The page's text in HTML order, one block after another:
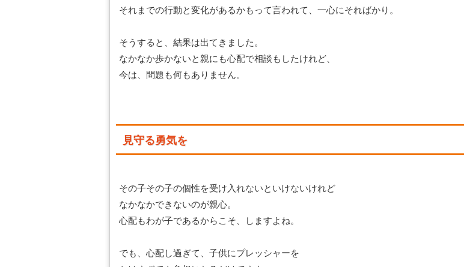
それまでの行動と変化があるかもって言われて、一心にそればかり。
そうすると、結果は出てきました。
なかなか歩かないと親にも心配で相談もしたけれど、
今は、問題も何もありません。
見守る勇気を
その子その子の個性を受け入れないといけないけれど
なかなかできないのが親心。
心配もわが子であるからこそ、しますよね。
でも、心配し過ぎて、子供にプレッシャーを